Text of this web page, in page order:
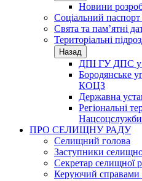
Новини
Соціальний
Свята та пам’ятні
Територіальні
Назад
ДПІ ГУ ДПС у
Бородянське
КОЦЗ
Державна
Регіональні
Нацсоцслужби
ПРО СЕЛИЩНУ РАДУ
Селищний голова
Заступники
Секретар селищної
Керуючий справами